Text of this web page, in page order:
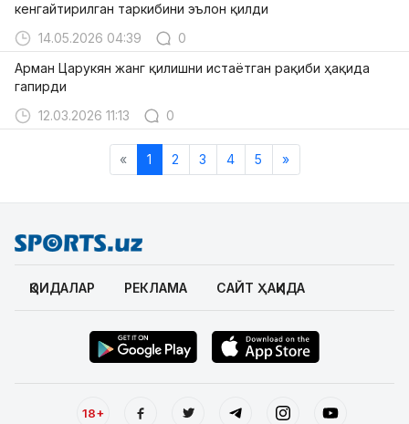
кенгайтирилган таркибини эълон қилди
14.05.2026 04:39
0
Арман Царукян жанг қилишни истаётган рақиби ҳақида
гапирди
12.03.2026 11:13
0
« 1 2 3 4 5 »
ҚОИДАЛАР РЕКЛАМА САЙТ ҲАҚИДА
18+